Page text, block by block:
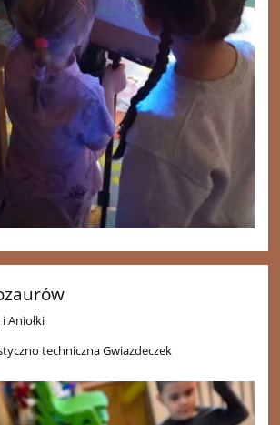
Aniołki
techniczna Gwiazdeczek